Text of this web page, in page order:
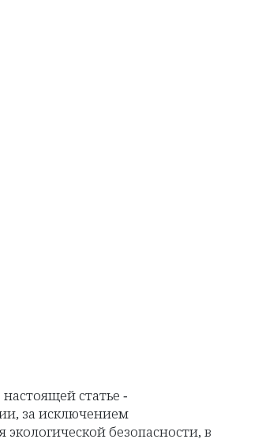
статье -
за исключением
экологической безопасности, в